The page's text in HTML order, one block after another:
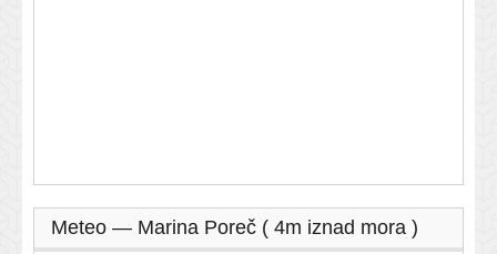
Meteo — Marina Poreč ( 4m iznad mora )